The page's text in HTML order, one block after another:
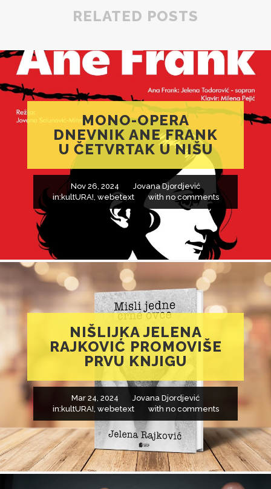
RELATED POSTS
MONO-OPERA
DNEVNIK ANE FRANK
U ČETVRTAK U NIŠU
Nov 26, 2024
Jovana Djordjević
in:kultURA!, webetext with no comments
NIŠLIJKA JELENA
RAJKOVIĆ PROMOVIŠE
PRVU KNJIGU
Mar 24, 2024
Jovana Djordjević
in: kultURA!, webetext with no comments